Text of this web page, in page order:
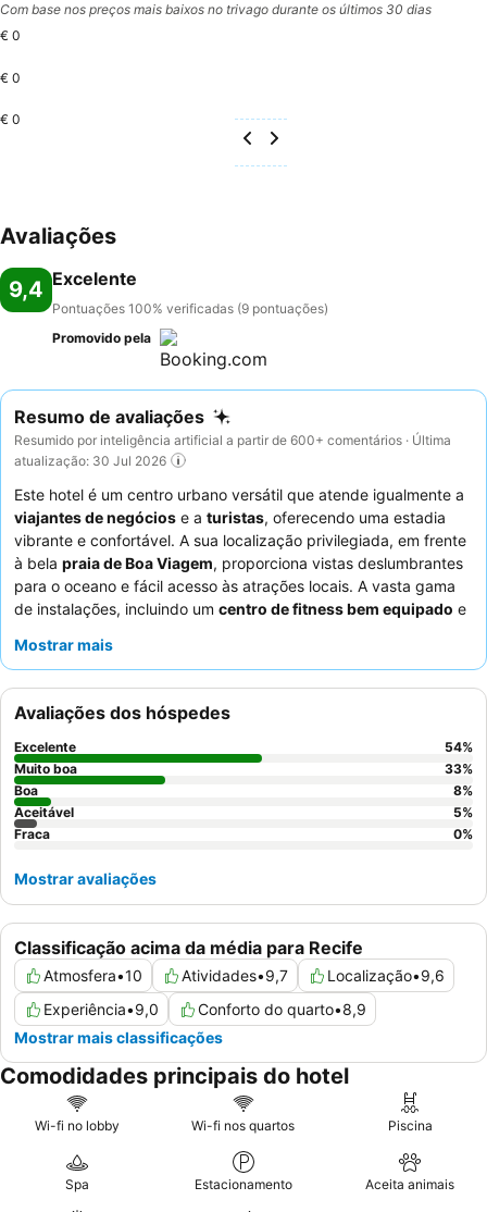
Com base nos preços mais baixos no trivago durante os últimos 30 dias
€ 0
€ 0
€ 0
Avaliações
9,4 Excelente
Pontuações 100% verificadas (9 pontuações)
Promovido pela
Resumo de avaliações
Resumido por inteligência artificial a partir de 600+ comentários · Última
atualização: 30 Jul 2026
Este hotel é um centro urbano versátil que atende igualmente a
viajantes de negócios e a turistas, oferecendo uma estadia
vibrante e confortável. A sua localização privilegiada, em frente
à bela praia de Boa Viagem, proporciona vistas deslumbrantes
para o oceano e fácil acesso às atrações locais. A vasta gama
de instalações, incluindo um centro de fitness bem equipado e
corporativas. Os hóspedes elogiam consistentemente os
almoço
, que inclui tapiocas e omeletes preparadas na hora.
Para a melhor experiência, considere reservar um quarto num
andar superior para apreciar plenamente as
vistas para o mar
Mostrar mais
Classificação acima da média para Recife
Atmosfera•10 Atividades•9,7 Localização•9,6
Experiência•9,0 Conforto do quarto•8,9
Mostrar mais classificações
Avaliações dos hóspedes
Excelente 54%
Muito boa
33%
Boa
8%
Aceitável
5%
Fraca
0%
Mostrar avaliações
Comodidades principais do hotel
Wi-fi no lobby Wi-fi nos quartos Piscina
Spa Estacionamento Aceita animais